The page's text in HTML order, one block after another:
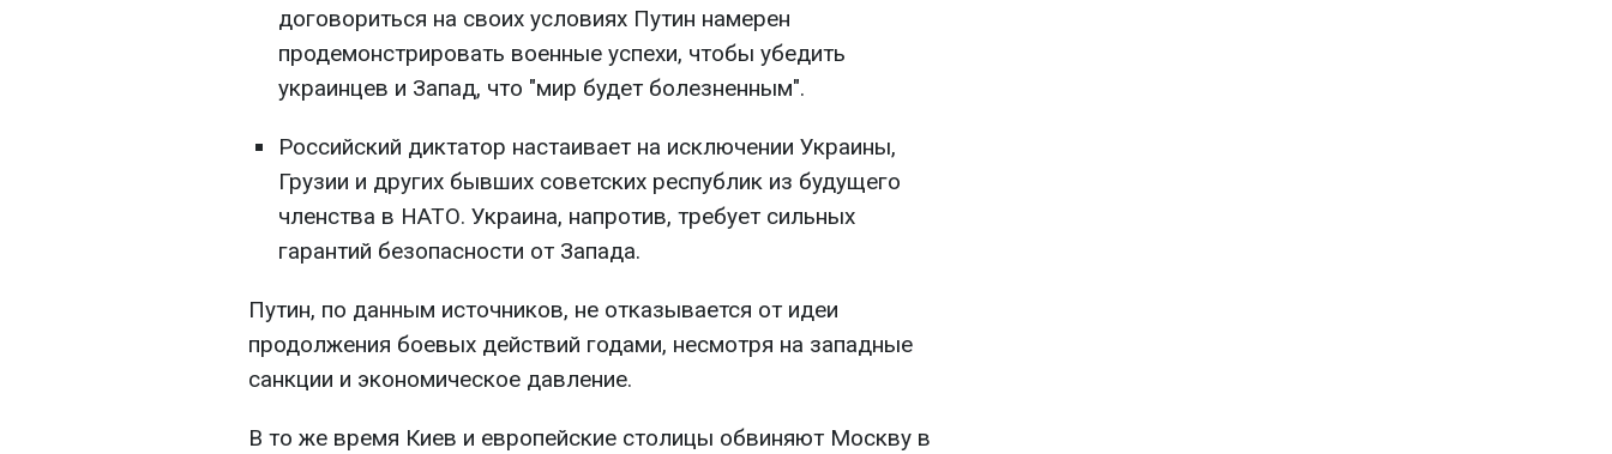
договориться на своих условиях Путин намерен
продемонстрировать военные успехи, чтобы убедить
украинцев и Запад, что "мир будет болезненным".
Российский диктатор настаивает на исключении Украины,
Грузии и других бывших советских республик из будущего
членства в НАТО. Украина, напротив, требует сильных
гарантий безопасности от Запада.
Путин, по данным источников, не отказывается от идеи
продолжения боевых действий годами, несмотря на западные
санкции и экономическое давление.
В то же время Киев и европейские столицы обвиняют Москву в